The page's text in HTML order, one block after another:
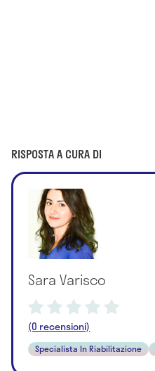
RISPOSTA A CURA DI
Sara Varisco
(0 recensioni)
Specialista In Riabilitazione